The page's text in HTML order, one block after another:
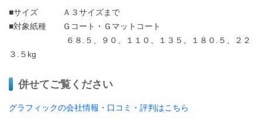
■サイズ Ａ３サイズまで
■対象紙種 Ｇコート・Ｇマットコート
６８.５、９０、１１０、１３５、１８０.５、２２
３.５kg
併せてご覧ください
グラフィックの会社情報・口コミ・評判はこちら